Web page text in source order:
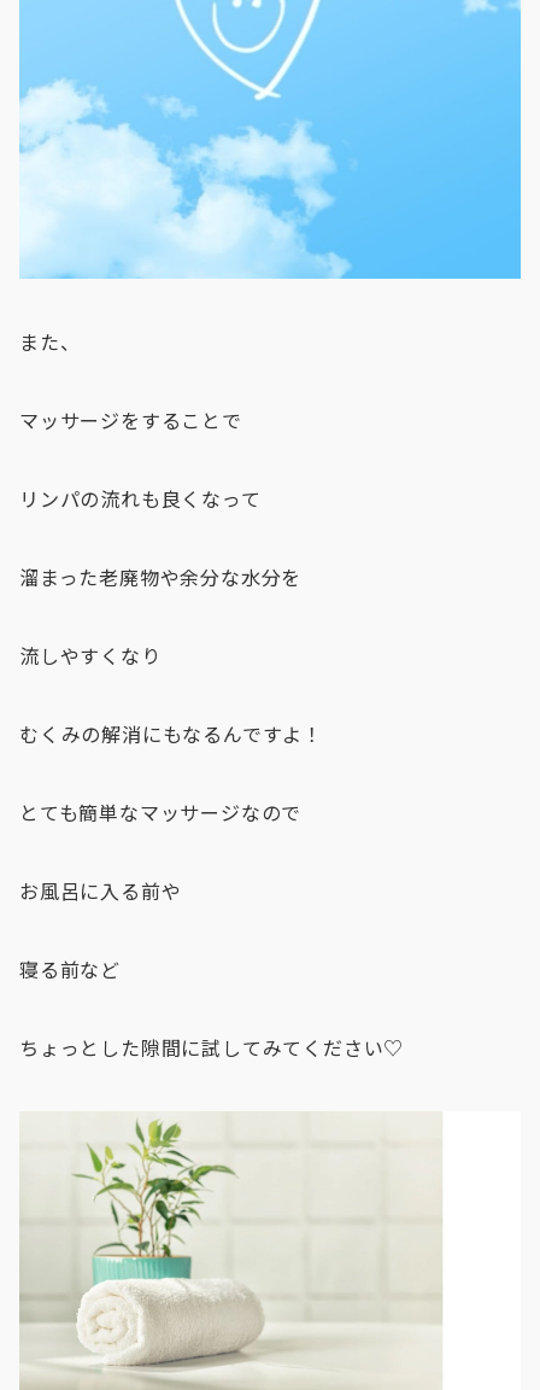
また、
マッサージをすることで
リンパの流れも良くなって
溜まった老廃物や余分な水分を
流しやすくなり
むくみの解消にもなるんですよ！
とても簡単なマッサージなので
お風呂に入る前や
寝る前など
ちょっとした隙間に試してみてください♡